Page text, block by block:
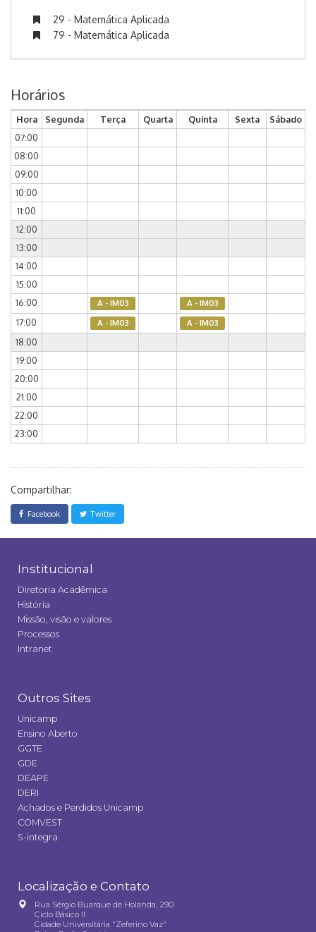
29 - Matemática Aplicada
79 - Matemática Aplicada
Horários
Hora Segunda Terça Quarta Quinta Sexta
Sábado
07:00
08:00
09:00
10:00
11:00
12:00
13:00
14:00
15:00
16:00
A - IM03 A - IM03
17:00 A - IM03 A - IM03
18:00
19:00
20:00
21:00
22:00
23:00
Compartilhar:
Facebook Twitter
Institucional
Diretoria Acadêmica
História
Missão, visão e valores
Processos
Intranet
Outros Sites
Unicamp
Ensino Aberto
GGTE
GDE
DEAPE
DERI
Achados e Perdidos Unicamp
COMVEST
S-integra
Localização e Contato
Rua Sérgio Buarque de Holanda, 290
Ciclo Básico II
Cidade Universitária "Zeferino Vaz"